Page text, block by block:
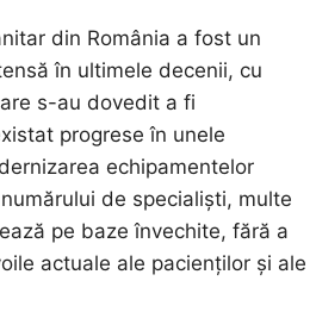
din România a fost un
în ultimele decenii, cu
s-au dovedit a fi
progrese în unele
echipamentelor
de specialiști, multe
pe baze învechite, fără a
actuale ale pacienților și ale